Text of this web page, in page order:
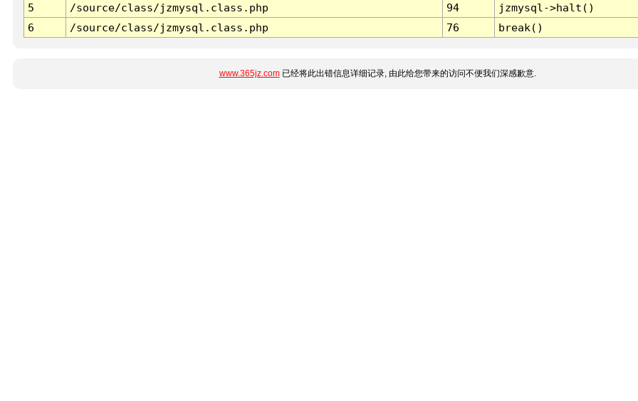
5
/source/class/jzmysql.class.php 94
jzmysql->halt()
6
/source/class/jzmysql.class.php 76 break()
www.365jz.com已经将此出错信息详细记录, 由此给您带来的访问不便我们深感歉意.